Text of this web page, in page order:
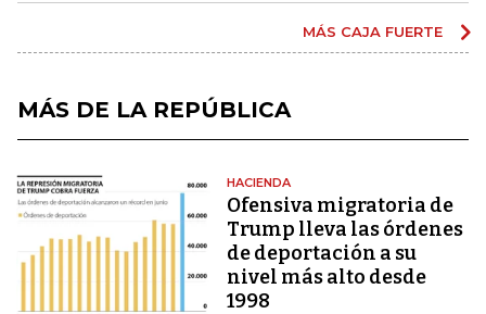
MÁS CAJA FUERTE
MÁS DE LA REPÚBLICA
HACIENDA
Ofensiva migratoria de
Trump lleva las órdenes
de deportación a su
nivel más alto desde
1998